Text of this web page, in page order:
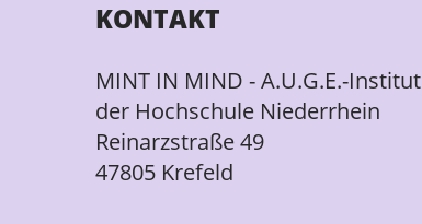
KONTAKT
MINT IN MIND - A.U.G.E.-Institut
der Hochschule Niederrhein
Reinarzstraße 49
47805 Krefeld